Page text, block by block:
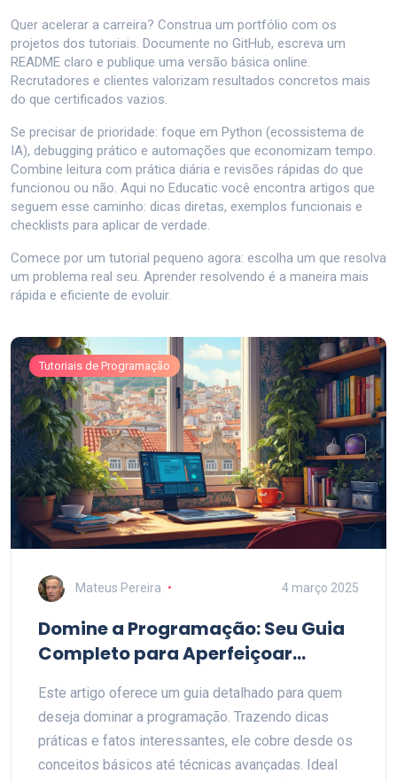
Quer acelerar a carreira? Construa um portfólio com os
projetos dos tutoriais. Documente no GitHub, escreva um
README claro e publique uma versão básica online.
Recrutadores e clientes valorizam resultados concretos mais
do que certificados vazios.
Se precisar de prioridade: foque em Python (ecossistema de
IA), debugging prático e automações que economizam tempo.
Combine leitura com prática diária e revisões rápidas do que
funcionou ou não. Aqui no Educatic você encontra artigos que
seguem esse caminho: dicas diretas, exemplos funcionais e
checklists para aplicar de verdade.
Comece por um tutorial pequeno agora: escolha um que resolva
um problema real seu. Aprender resolvendo é a maneira mais
rápida e eficiente de evoluir.
Tutoriais de Programação
Mateus Pereira 4 março 2025
Domine a Programação: Seu Guia
Completo para Aperfeiçoar
Este artigo oferece um guia detalhado para quem
deseja dominar a programação. Trazendo dicas
práticas e fatos interessantes, ele cobre desde os
conceitos básicos até técnicas avançadas. Ideal